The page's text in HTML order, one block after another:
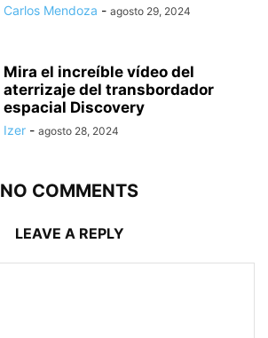
Carlos Mendoza - agosto 29, 2024
Mira el increíble vídeo del
aterrizaje del transbordador
espacial Discovery
Izer - agosto 28, 2024
NO COMMENTS
LEAVE A REPLY